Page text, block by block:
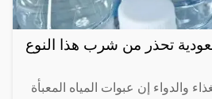
تحذر من شرب هذا النوع
والدواء إن عبوات المياه المعبأة